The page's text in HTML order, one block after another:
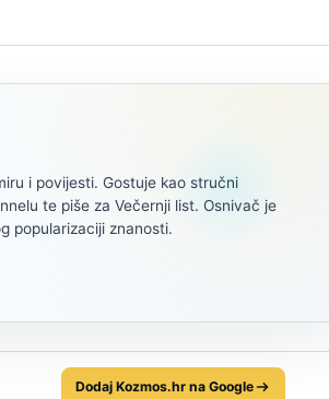
i povijesti. Gostuje kao stručni
te piše za Večernji list. Osnivač je
popularizaciji znanosti.
Dodaj Kozmos.hr na Google